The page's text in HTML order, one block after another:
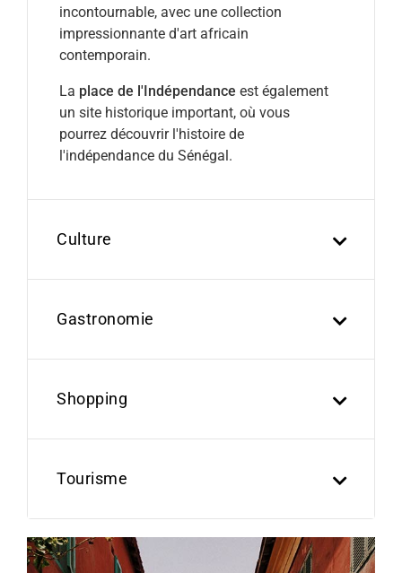
incontournable, avec une collection
impressionnante d'art africain
contemporain.
La place de l'Indépendance est également
un site historique important, où vous
pourrez découvrir l'histoire de
l'indépendance du Sénégal.
Culture
Gastronomie
Shopping
Tourisme
Previous Next